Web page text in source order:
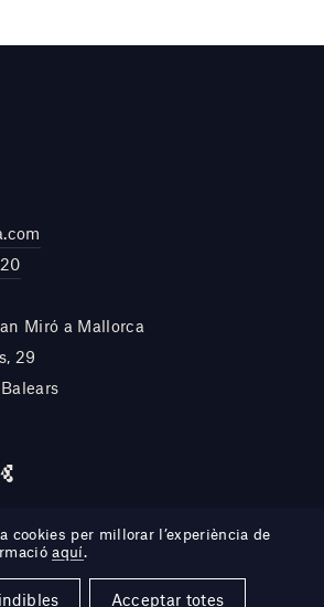
Miró a Mallorca
29
cookies per millorar l’experiència de
aquí.
Acceptar totes